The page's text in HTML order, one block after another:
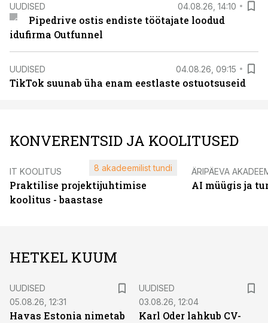
UUDISED 04.08.26, 14:10
Pipedrive ostis endiste töötajate loodud
idufirma Outfunnel
UUDISED 04.08.26, 09:15
TikTok suunab üha enam eestlaste ostuotsuseid
KONVERENTSID JA KOOLITUSED
IT KOOLITUS
Praktilise projektijuhtimise
koolitus - baastase
8 akadeemilist tundi ÄRIPÄEVA
AI müügis ja
HETKEL KUUM
UUDISED
05.08.26, 12:31
Havas Estonia nimetab
UUDISED
03.08.26, 12:04
Karl Oder lahkub CV-